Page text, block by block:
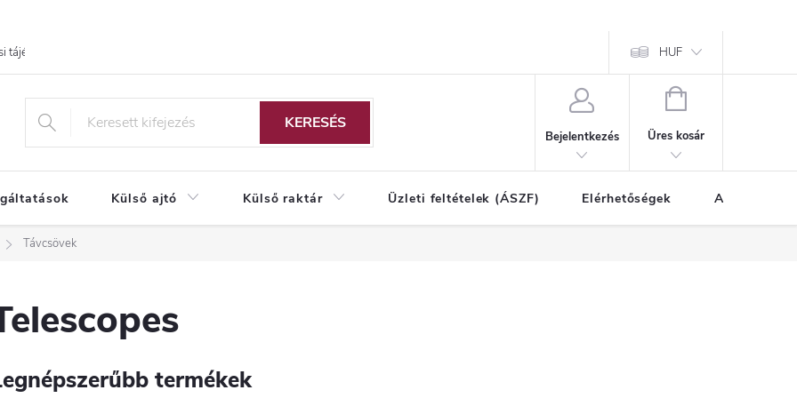
tájékoztató HUF
KERESÉS
Bejelentkezés
KOSÁR
Üres kosár
Külső ajtó Külső raktár Üzleti feltételek (ÁSZF) Elérhetőségek A vásárlás
Távcsövek
termékek